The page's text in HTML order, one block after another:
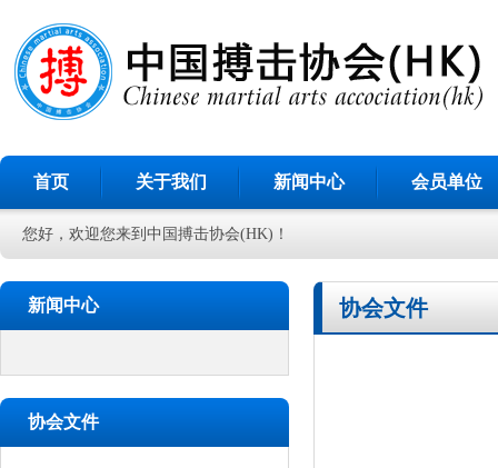
首页 关于我们 新闻中心 会员单位
您好，欢迎您来到中国搏击协会(HK)！
新闻中心
协会文件
协会文件